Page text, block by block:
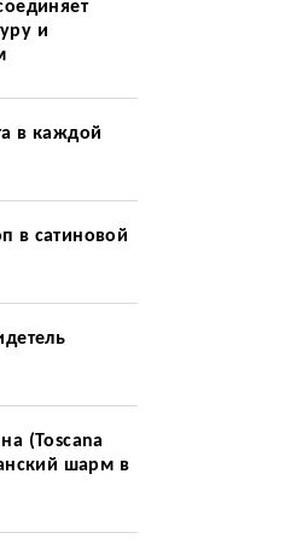
и
в каждой
в сатиновой
(Toscana
шарм в